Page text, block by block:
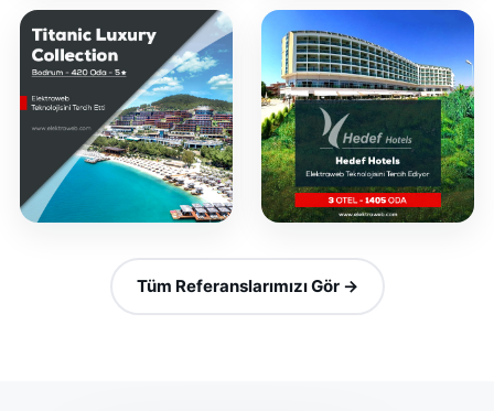
Tüm Referanslarımızı Gör →